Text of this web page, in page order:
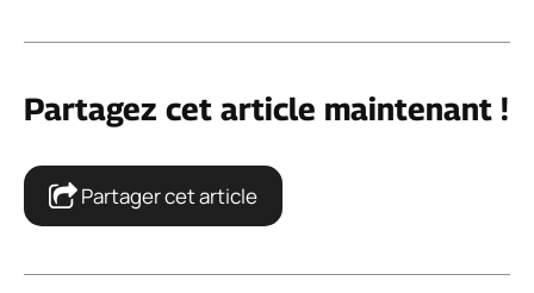
Partagez cet article maintenant !
Partager cet article